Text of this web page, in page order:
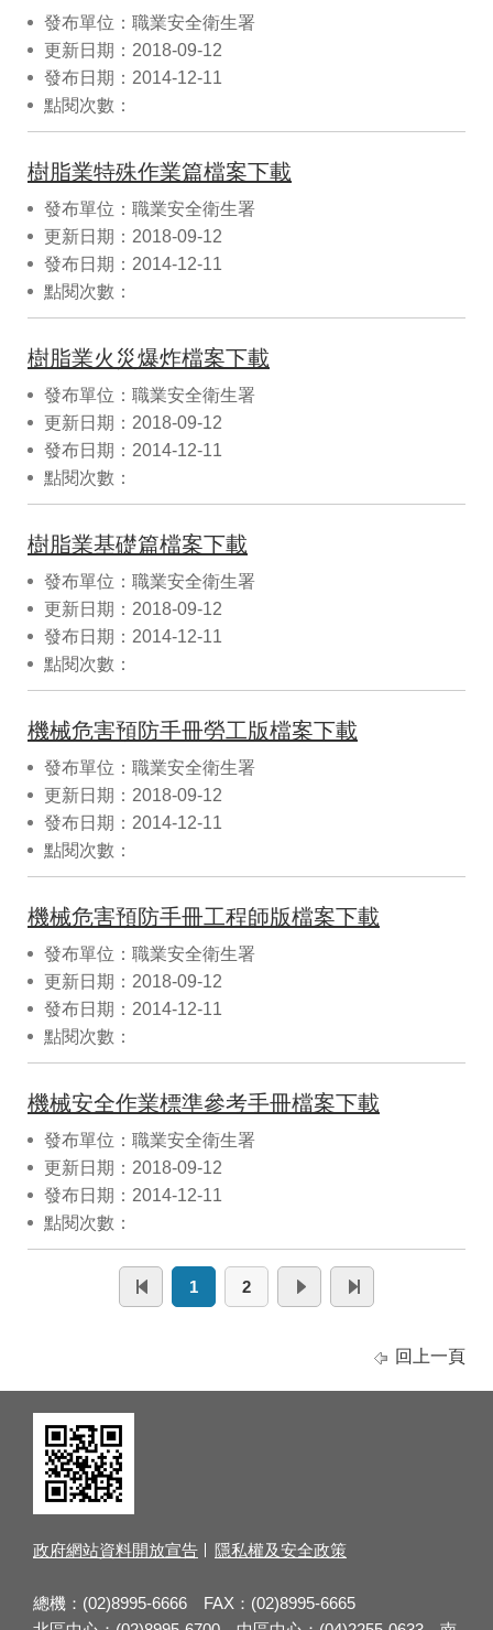
發布單位：職業安全衛生署
更新日期：2018-09-12
發布日期：2014-12-11
點閱次數：
樹脂業特殊作業篇檔案下載
發布單位：職業安全衛生署
更新日期：2018-09-12
發布日期：2014-12-11
點閱次數：
樹脂業火災爆炸檔案下載
發布單位：職業安全衛生署
更新日期：2018-09-12
發布日期：2014-12-11
點閱次數：
樹脂業基礎篇檔案下載
發布單位：職業安全衛生署
更新日期：2018-09-12
發布日期：2014-12-11
點閱次數：
機械危害預防手冊勞工版檔案下載
發布單位：職業安全衛生署
更新日期：2018-09-12
發布日期：2014-12-11
點閱次數：
機械危害預防手冊工程師版檔案下載
發布單位：職業安全衛生署
更新日期：2018-09-12
發布日期：2014-12-11
點閱次數：
機械安全作業標準參考手冊檔案下載
發布單位：職業安全衛生署
更新日期：2018-09-12
發布日期：2014-12-11
點閱次數：
1 2
回上一頁
政府網站資料開放宣告 隱私權及安全政策
總機：(02)8995-6666 FAX：(02)8995-6665